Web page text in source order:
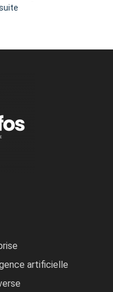
Nigeria,
artificielle